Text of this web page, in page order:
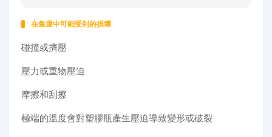
在集運中可能受到的損壞
碰撞或擠壓
壓力或重物壓迫
摩擦和刮擦
極端的溫度會對塑膠瓶產生壓迫導致變形或破裂